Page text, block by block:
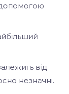
допомогою
від
незначні.